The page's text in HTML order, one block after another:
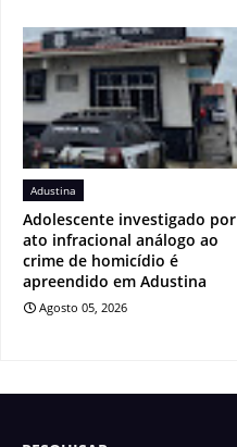
Adustina
Adolescente investigado por
ato infracional análogo ao
crime de homicídio é
apreendido em Adustina
Agosto 05, 2026